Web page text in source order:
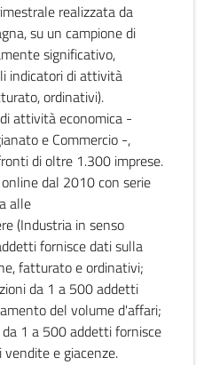
realizzata da
su un campione di
significativo,
indicatori di attività
ordinativi).
attività economica -
e Commercio -,
di oltre 1.300 imprese.
dal 2010 con serie
alle
(Industria in senso
fornisce dati sulla
fatturato e ordinativi;
da 1 a 500 addetti
del volume d'affari;
1 a 500 addetti fornisce
e giacenze.